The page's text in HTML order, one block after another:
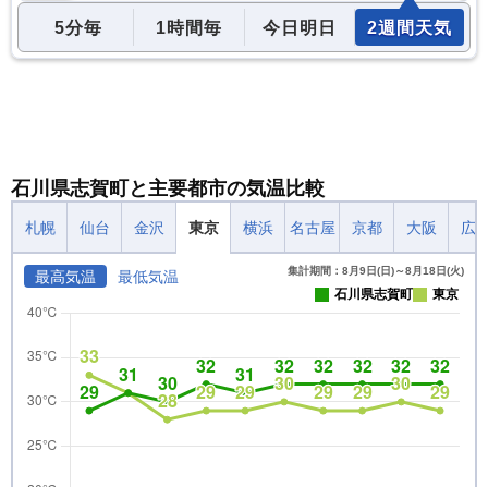
5分毎 1時間毎 今日明日 2週間天気
石川県志賀町と主要都市の気温比較
札幌 仙台 金沢 東京 横浜 名古屋 京都 大阪 広
最高気温 最低気温 集計期間：8月9日(日)～8月18日(火)
石川県志賀町 東京